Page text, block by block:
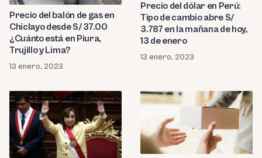
Precio del balón de gas en
Chiclayo desde S/ 37.00
¿Cuánto está en Piura,
Trujillo y Lima?
13 enero, 2023
Precio del dólar en Perú:
Tipo de cambio abre S/
3.787 en la mañana de hoy,
13 de enero
13 enero, 2023